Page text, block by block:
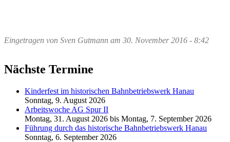
Eingetragen von Sven Gutmann am 30. November 2016 - 8:42
Nächste Termine
Kinderfest im historischen Bahnbetriebswerk Hanau
Sonntag, 9. August 2026
Arbeitswoche AG Spur II
Montag, 31. August 2026 bis Montag, 7. September 2026
Führung durch das historische Bahnbetriebswerk Hanau
Sonntag, 6. September 2026